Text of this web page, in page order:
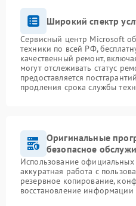
Широкий спектр
Сервисный центр Microsoft
техники по всей РФ,
качественный ремонт,
могут отслеживать статус
предоставляется
продления срока службы
Оригинальные
безопасное
Использование
аккуратная работа с
резервное копирование,
восстановление